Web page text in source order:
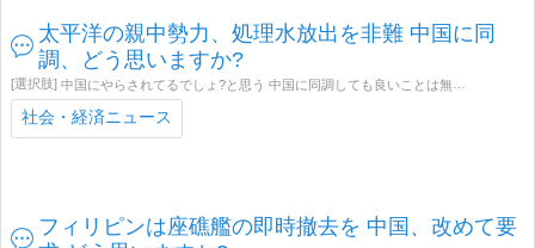
太平洋の親中勢力、処理水放出を非難 中国に同
調、どう思いますか?
中国にやらされてるでしょ?と思う 中国に同調しても良いことは無いと思う
社会・経済ニュース
フィリピンは座礁艦の即時撤去を 中国、改めて要